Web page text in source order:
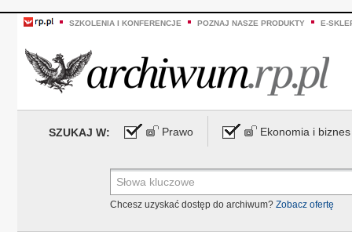
SZKOLENIA I KONFERENCJE POZNAJ NASZE PRODUKTY E-
SZUKAJ W: Prawo Ekonomia i biznes
Chcesz uzyskać dostęp do archiwum? Zobacz ofertę